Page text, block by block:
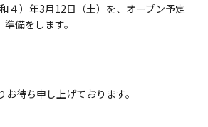
４）年3月12日（土）を、オープン予定
備をします。
待ち申し上げております。